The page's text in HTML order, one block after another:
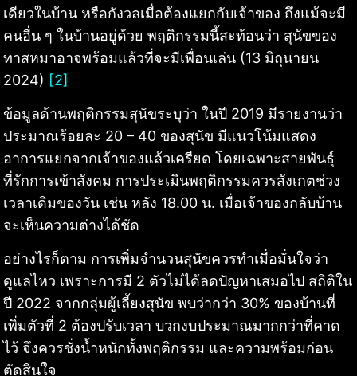
เดียวในบ้าน หรือกังวลเมื่อต้องแยกกับเจ้าของ ถึงแม้จะมี
คนอื่น ๆ ในบ้านอยู่ด้วย พฤติกรรมนี้สะท้อนว่า สุนัขของ
ทาสหมาอาจพร้อมแล้วที่จะมีเพื่อนเล่น (13 มิถุนายน
2024) [2]
ข้อมูลด้านพฤติกรรมสุนัขระบุว่า ในปี 2019 มีรายงานว่า
ประมาณร้อยละ 20 – 40 ของสุนัข มีแนวโน้มแสดง
อาการแยกจากเจ้าของแล้วเครียด โดยเฉพาะสายพันธุ์
ที่รักการเข้าสังคม การประเมินพฤติกรรมควรสังเกตช่วง
เวลาเดิมของวัน เช่น หลัง 18.00 น. เมื่อเจ้าของกลับบ้าน
จะเห็นความต่างได้ชัด
อย่างไรก็ตาม การเพิ่มจำนวนสุนัขควรทำเมื่อมั่นใจว่า
ดูแลไหว เพราะการมี 2 ตัวไม่ได้ลดปัญหาเสมอไป สถิติใน
ปี 2022 จากกลุ่มผู้เลี้ยงสุนัข พบว่ากว่า 30% ของบ้านที่
เพิ่มตัวที่ 2 ต้องปรับเวลา บวกงบประมาณมากกว่าที่คาด
ไว้ จึงควรชั่งน้ำหนักทั้งพฤติกรรม และความพร้อมก่อน
ตัดสินใจ